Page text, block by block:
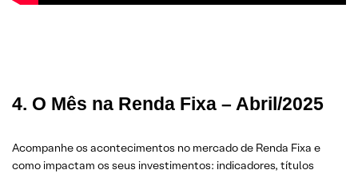
4. O Mês na Renda Fixa – Abril/2025
Acompanhe os acontecimentos no mercado de Renda Fixa e
como impactam os seus investimentos: indicadores, títulos